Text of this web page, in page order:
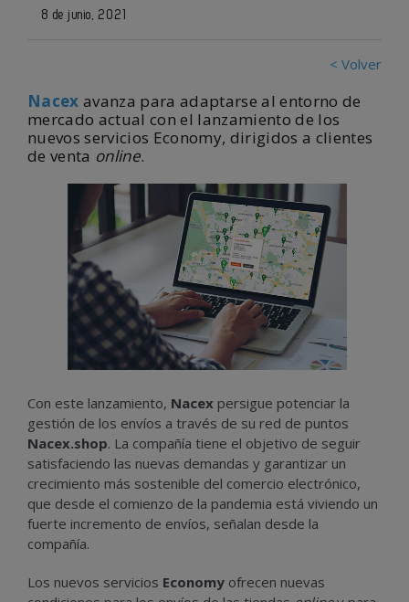
8 de junio, 2021
< Volver
Nacex avanza para adaptarse al entorno de
mercado actual con el lanzamiento de los
nuevos servicios Economy, dirigidos a clientes
de venta online.
Con este lanzamiento, Nacex persigue potenciar la
gestión de los envíos a través de su red de puntos
Nacex.shop. La compañía tiene el objetivo de seguir
satisfaciendo las nuevas demandas y garantizar un
crecimiento más sostenible del comercio electrónico,
que desde el comienzo de la pandemia está viviendo un
fuerte incremento de envíos, señalan desde la
compañía.
Los nuevos servicios Economy ofrecen nuevas